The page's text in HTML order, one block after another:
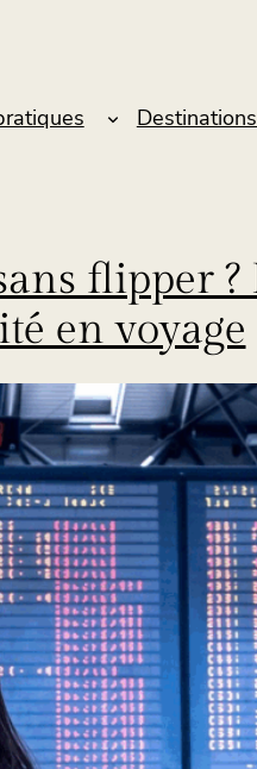
flipper
en voyage